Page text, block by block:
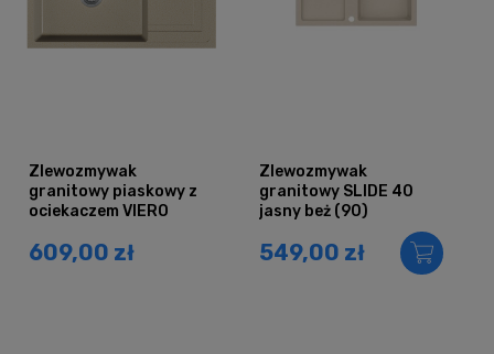
Zlewozmywak
granitowy piaskowy z
ociekaczem VIERO
609,00 zł
Zlewozmywak
granitowy SLIDE 40
jasny beż (90)
549,00 zł